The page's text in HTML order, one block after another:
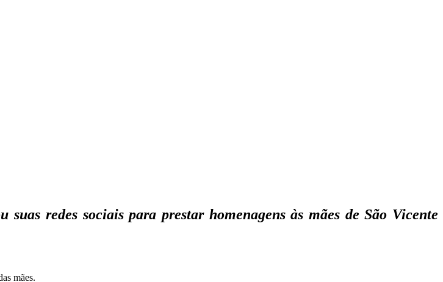
redes sociais para prestar homenagens às mães de São Vicente
mães.